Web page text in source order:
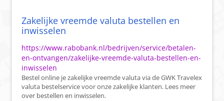
Zakelijke vreemde valuta bestellen en
inwisselen
https://www.rabobank.nl/bedrijven/service/betalen-
en-ontvangen/zakelijke-vreemde-valuta-bestellen-en-
inwisselen
Bestel online je zakelijke vreemde valuta via de GWK Travelex
valuta bestelservice voor onze zakelijke klanten. Lees meer
over bestellen en inwisselen.